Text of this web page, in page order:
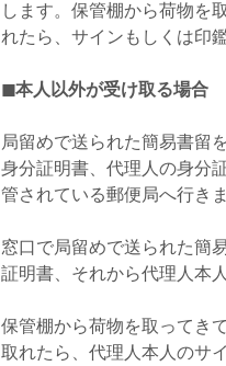
します。保管棚から荷物を
れたら、サインもしくは印
◼本人以外が受け取る場合
局留めで送られた簡易書留
身分証明書、代理人の身分
管されている郵便局へ行きま
窓口で局留めで送られた簡
証明書、それから代理人本
保管棚から荷物を取ってき
取れたら、代理人本人のサ